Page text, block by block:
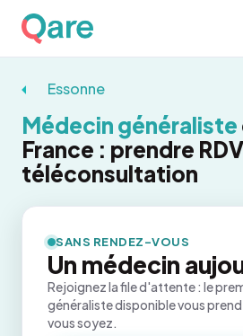
Essonne
Médecin généraliste
France : prendre
téléconsultation
SANS RENDEZ-VOUS
Un médecin
Rejoignez la file d'attente : le
généraliste disponible vous
vous soyez.